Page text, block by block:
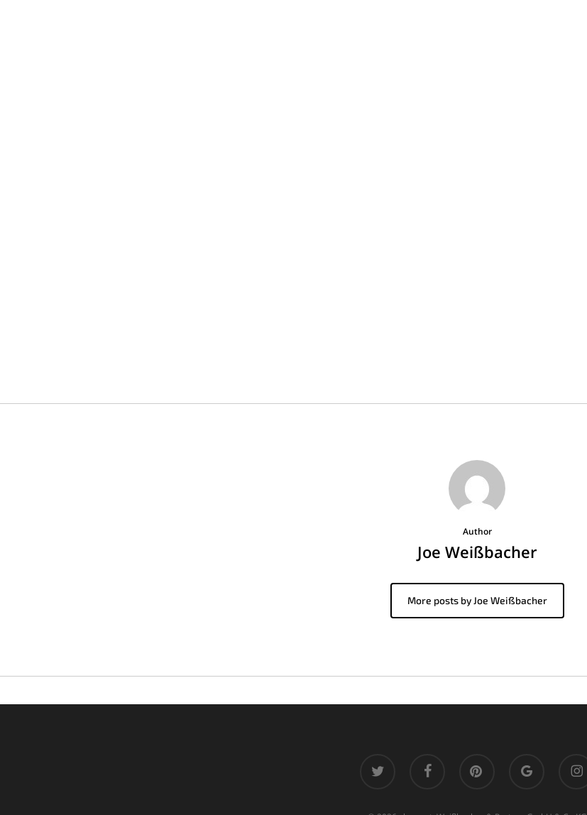
Author
Joe Weißbacher
More posts by Joe Weißbacher
plus